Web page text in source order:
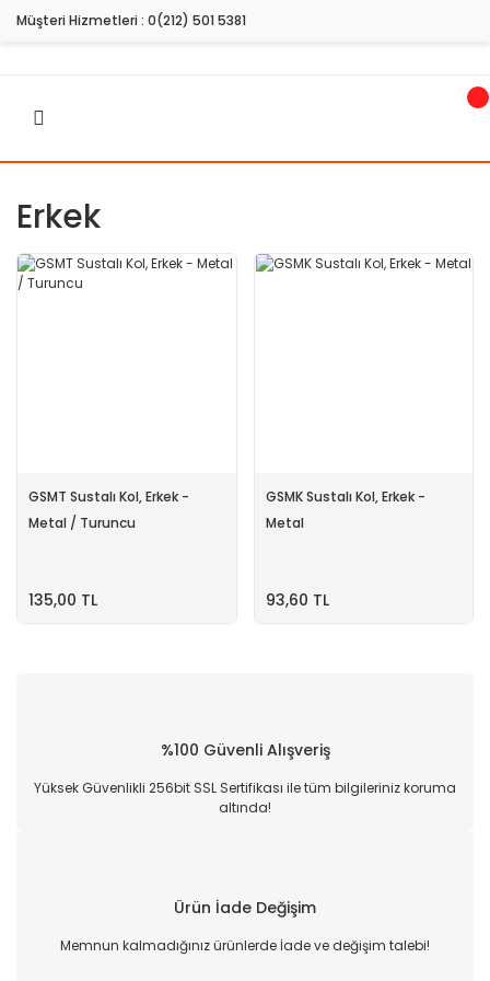
Müşteri Hizmetleri : 0(212) 501 5381
Erkek
GSMT Sustalı Kol, Erkek -
Metal / Turuncu
135,00 TL
GSMK Sustalı Kol, Erkek -
Metal
93,60 TL
%100 Güvenli Alışveriş
Yüksek Güvenlikli 256bit SSL Sertifikası ile tüm bilgileriniz koruma
altında!
Ürün İade Değişim
Memnun kalmadığınız ürünlerde İade ve değişim talebi!